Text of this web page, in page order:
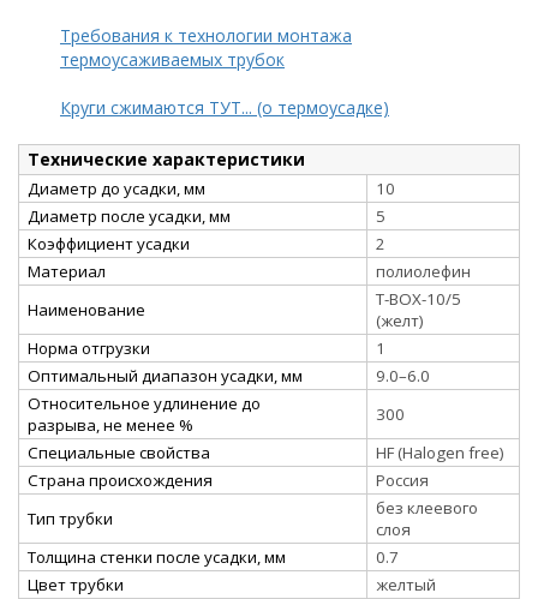
Требования к технологии монтажа
термоусаживаемых трубок
Круги сжимаются ТУТ... (о термоусадке)
Технические характеристики
Диаметр до усадки, мм
10
Диаметр после усадки, мм
5
Коэффициент усадки
2
Материал
полиолефин
Наименование
Т-BOX-10/5
(желт)
Норма отгрузки
1
Оптимальный диапазон усадки, мм
9.0–6.0
Относительное удлинение до
разрыва, не менее %
300
Специальные свойства
HF (Halogen free)
Страна происхождения
Россия
Тип трубки
без клеевого
слоя
Толщина стенки после усадки, мм
0.7
Цвет трубки
желтый